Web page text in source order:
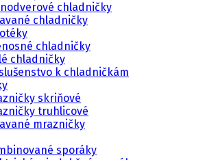
chladničky
chladničky
chladničky
chladničky
k chladničkám
skriňové
truhlicové
mrazničky
sporáky